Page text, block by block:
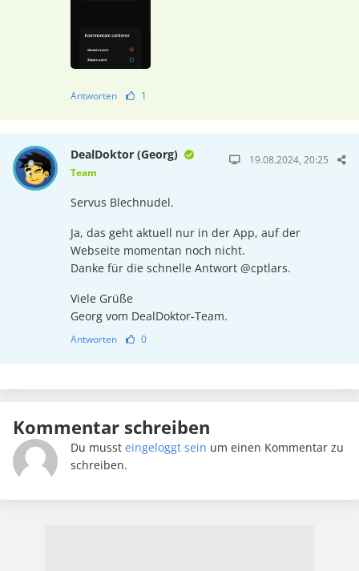
Antworten 1
DealDoktor (Georg)
Team
19.08.2024, 20:25
Servus Blechnudel.
Ja, das geht aktuell nur in der App, auf der
Webseite momentan noch nicht.
Danke für die schnelle Antwort @cptlars.
Viele Grüße
Georg vom DealDoktor-Team.
Antworten 0
Kommentar schreiben
Du musst eingeloggt sein um einen Kommentar zu
schreiben.